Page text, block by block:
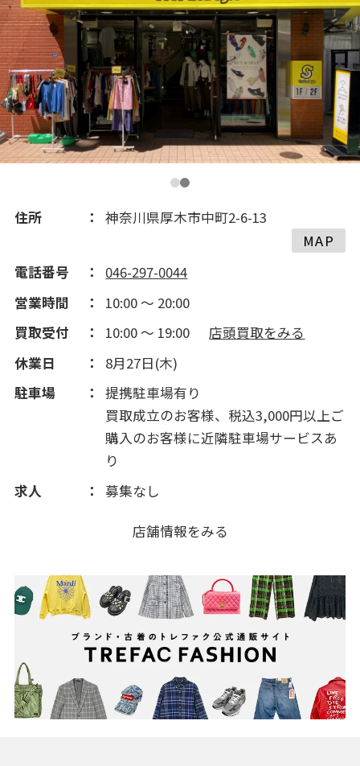
2020(373)
2019(303)
2018(55)
2017(268)
2016(384)
2015(376)
2014(322)
2013(147)
住所
神奈川県厚木市中町2-6-13
MAP
電話番号
046-297-0044
営業時間
10:00 ～ 20:00
買取受付
10:00 ～ 19:00
店頭買取をみる
休業日
8月27日(木)
駐車場
提携駐車場有り
買取成立のお客様、税込3,000円以上ご
購入のお客様に近隣駐車場サービスあ
り
求人
募集なし
店舗情報をみる